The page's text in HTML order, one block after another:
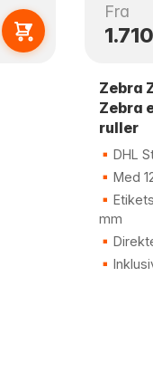
Fra
Zebra
Zebra
ruller
DHL
Med
mm